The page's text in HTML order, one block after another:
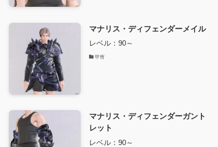
マナリス・ディフェンダーメイル
レベル：90～
甲冑
マナリス・ディフェンダーガント
レット
レベル：90～